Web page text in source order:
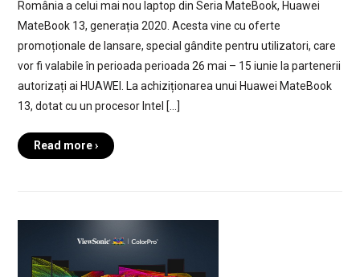
România a celui mai nou laptop din Seria MateBook, Huawei
MateBook 13, generația 2020. Acesta vine cu oferte
promoționale de lansare, special gândite pentru utilizatori, care
vor fi valabile în perioada perioada 26 mai – 15 iunie la partenerii
autorizați ai HUAWEI. La achiziționarea unui Huawei MateBook
13, dotat cu un procesor Intel […]
Read more ›